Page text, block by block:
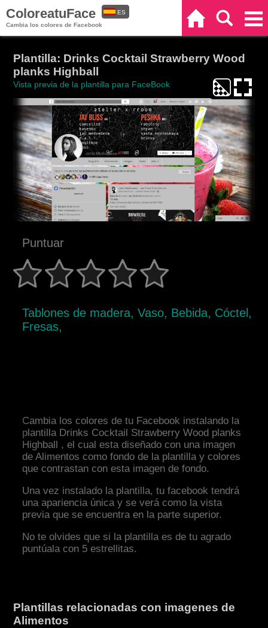
ColoreatuFace
Cambia los colores de Facebook
ES
Plantilla: Drinks Cocktail Strawberry Wood
planks Highball
Vista previa de la plantilla para FaceBook
Puntuar
Tablones de madera, Vaso, Bebida, Cóctel,
Fresas,
Cambia los colores de tu Facebook instalando la
plantilla Drinks Cocktail Strawberry Wood planks
Highball , el cual esta diseñado con una imagen
de Alimentos como fondo de la plantilla y colores
que contrastan con esta imagen de fondo.
Una vez instalado la plantilla, tu facebook tendrá
una apariencia única y se verá como la vista
previa que se encuentra en la parte superior.
No te olvides que si la plantilla es de tu agrado
puntúala con 5 estrellitas.
Plantillas relacionadas con imagenes de
Alimentos